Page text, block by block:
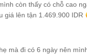
còn thấy có chỗ cao
giá lên tận 1.469.900 IDR
mà đi có 6 ngày nên